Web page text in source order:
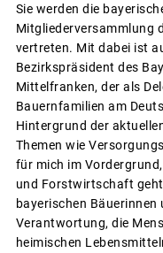
Sie werden die
Mitgliederversammlung
vertreten. Mit dabei ist
Bezirkspräsident des
Mittelfranken, der als
Bauernfamilien am
Hintergrund der
Themen wie
für mich im
und Forstwirtschaft
bayerischen
Verantwortung, die
heimischen